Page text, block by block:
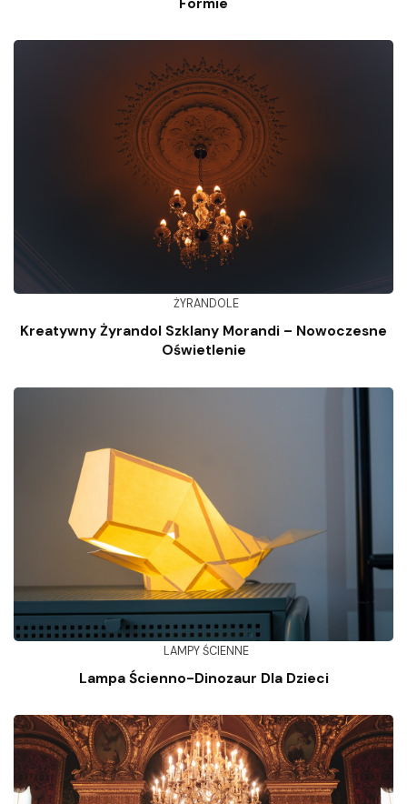
ŻYRANDOLE
Kreatywny Żyrandol Szklany Morandi – Nowoczesne
Oświetlenie
LAMPY ŚCIENNE
Lampa Ścienno-Dinozaur Dla Dzieci